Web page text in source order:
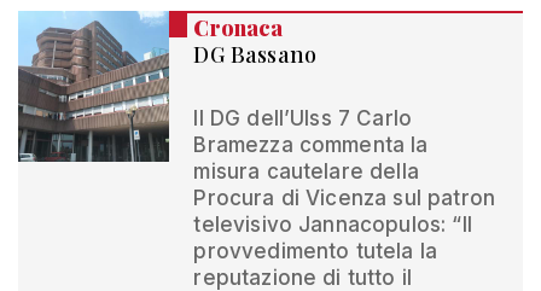
Cronaca
DG Bassano
Il DG dell’Ulss 7 Carlo
Bramezza commenta la
misura cautelare della
Procura di Vicenza sul patron
televisivo Jannacopulos: “Il
provvedimento tutela la
reputazione di tutto il